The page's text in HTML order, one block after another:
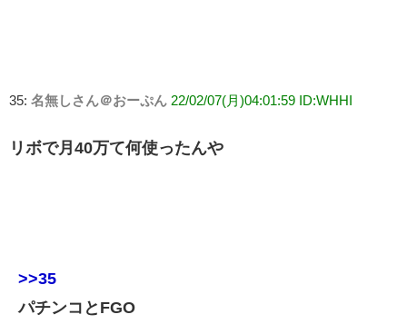
35: 名無しさん＠おーぷん 22/02/07(月)04:01:59 ID:WHHI
リボで月40万て何使ったんや
>>35
パチンコとFGO